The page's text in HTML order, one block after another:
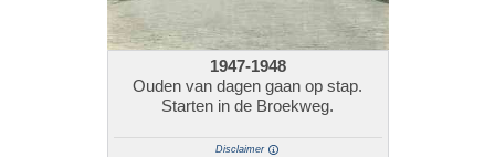
1947-1948
Ouden van dagen gaan op stap.
Starten in de Broekweg.
Disclaimer